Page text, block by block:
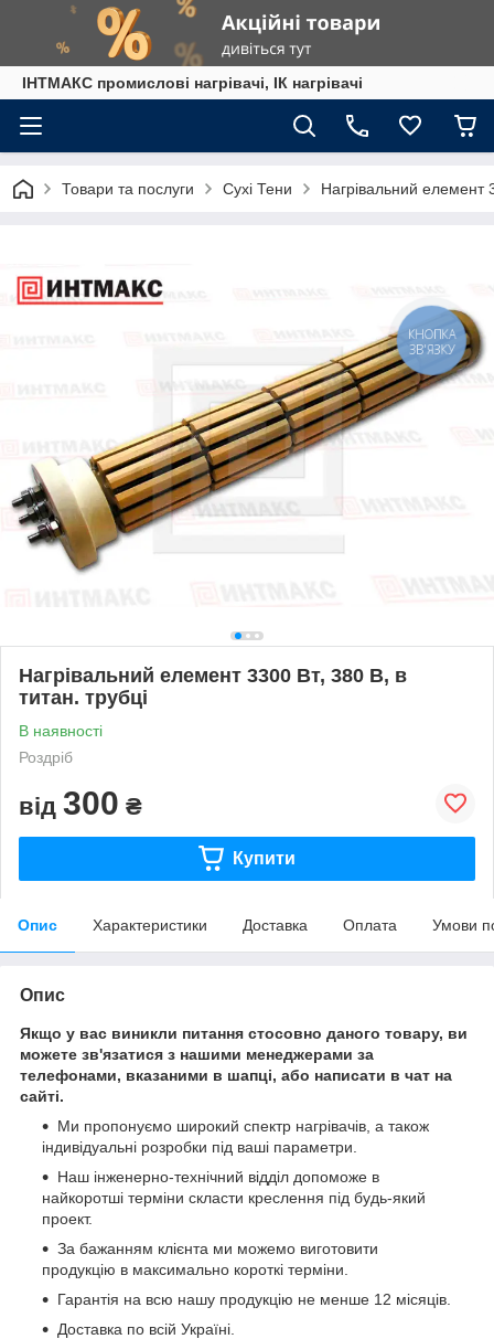
ІНТМАКС промислові нагрівачі, ІК нагрівачі
Товари та послуги Сухі Тени Нагрівальний елемент
Нагрівальний елемент 3300 Вт, 380 В, в
титан. трубці
В наявності
Роздріб
від 300 ₴
Купити
Опис Характеристики Доставка Оплата Умови
Опис
Якщо у вас виникли питання стосовно даного товару, ви
можете зв'язатися з нашими менеджерами за
телефонами, вказаними в шапці, або написати в чат на
сайті.
Ми пропонуємо широкий спектр нагрівачів, а також
індивідуальні розробки під ваші параметри.
Наш інженерно-технічний відділ допоможе в
найкоротші терміни скласти креслення під будь-який
проект.
За бажанням клієнта ми можемо виготовити
продукцію в максимально короткі терміни.
Гарантія на всю нашу продукцію не менше 12 місяців.
Доставка по всій Україні.
КНОПКА
ЗВ'ЯЗКУ